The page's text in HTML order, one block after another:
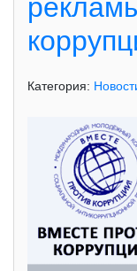
Категория: